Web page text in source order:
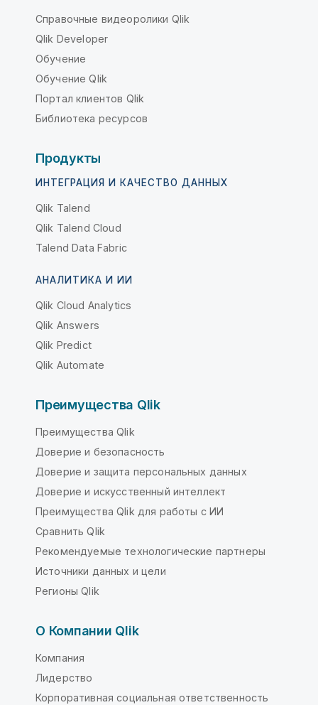
Справочные видеоролики Qlik
Qlik Developer
Обучение
Обучение Qlik
Портал клиентов Qlik
Библиотека ресурсов
Продукты
ИНТЕГРАЦИЯ И КАЧЕСТВО ДАННЫХ
Qlik Talend
Qlik Talend Cloud
Talend Data Fabric
АНАЛИТИКА И ИИ
Qlik Cloud Analytics
Qlik Answers
Qlik Predict
Qlik Automate
Преимущества Qlik
Преимущества Qlik
Доверие и безопасность
Доверие и защита персональных данных
Доверие и искусственный интеллект
Преимущества Qlik для работы с ИИ
Сравнить Qlik
Рекомендуемые технологические партнеры
Источники данных и цели
Регионы Qlik
О Компании Qlik
Компания
Лидерство
Корпоративная социальная ответственность